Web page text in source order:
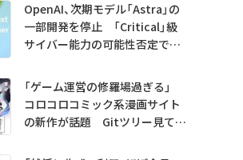
OpenAI、次期モデル「Astra」の
一部開発を停止 「Critical」級
サイバー能力の可能性否定でき
「ゲーム運営の修羅場過ぎる」
コロコロコミック系漫画サイト
の新作が話題 Gitツリー見てガ